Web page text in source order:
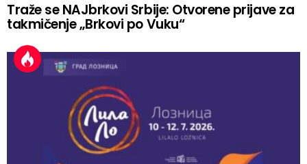
Traže se NAJbrkovi Srbije: Otvorene prijave za
takmičenje „Brkovi po Vuku“